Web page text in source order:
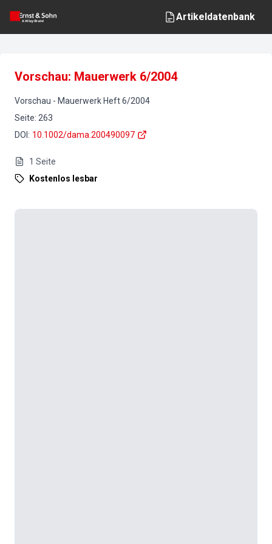
Artikeldatenbank
Vorschau: Mauerwerk 6/2004
Vorschau - Mauerwerk Heft6/2004
Seite: 263
DOI : 10.1002/dama.200490097
1 Seite
Kostenlos lesbar